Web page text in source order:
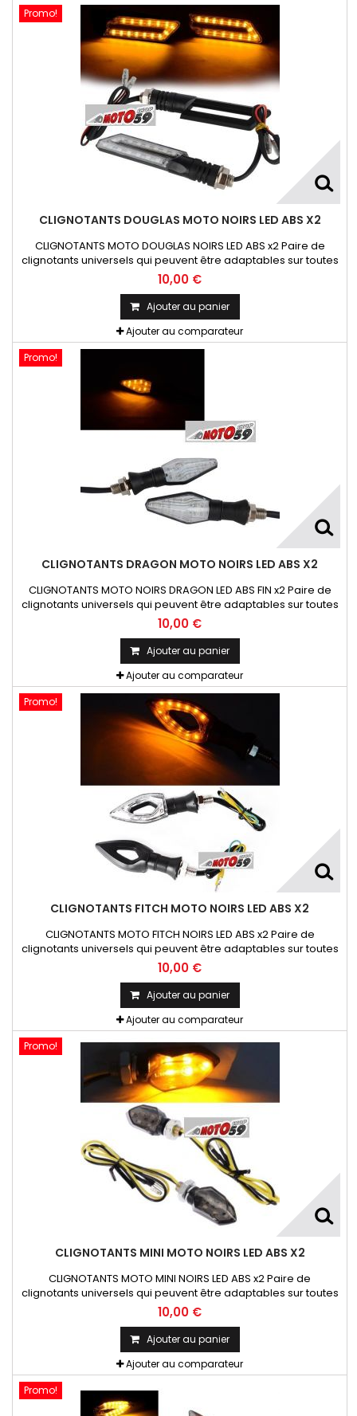
Promo!
CLIGNOTANTS DOUGLAS MOTO NOIRS LED ABS X2
CLIGNOTANTS MOTO DOUGLAS NOIRS LED ABS x2 Paire de
clignotants universels qui peuvent être adaptables sur toutes
motos ou scooters
10,00 €
Ajouter au panier
Ajouter au comparateur
Promo!
CLIGNOTANTS DRAGON MOTO NOIRS LED ABS X2
CLIGNOTANTS MOTO NOIRS DRAGON LED ABS FIN x2 Paire de
clignotants universels qui peuvent être adaptables sur toutes
motos ou scooters
10,00 €
Ajouter au panier
Ajouter au comparateur
Promo!
CLIGNOTANTS FITCH MOTO NOIRS LED ABS X2
CLIGNOTANTS MOTO FITCH NOIRS LED ABS x2 Paire de
clignotants universels qui peuvent être adaptables sur toutes
motos ou scooters
10,00 €
Ajouter au panier
Ajouter au comparateur
Promo!
CLIGNOTANTS MINI MOTO NOIRS LED ABS X2
CLIGNOTANTS MOTO MINI NOIRS LED ABS x2 Paire de
clignotants universels qui peuvent être adaptables sur toutes
motos ou scooters
10,00 €
Ajouter au panier
Ajouter au comparateur
Promo!